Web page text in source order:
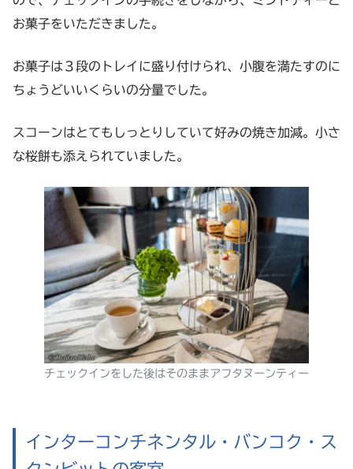
お菓子をいただきました。
お菓子は３段のトレイに盛り付けられ、小腹を満たすのに
ちょうどいいくらいの分量でした。
スコーンはとてもしっとりしていて好みの焼き加減。小さ
な桜餅も添えられていました。
チェックインをした後はそのままアフタヌーンティー
インターコンチネンタル・バンコク・ス